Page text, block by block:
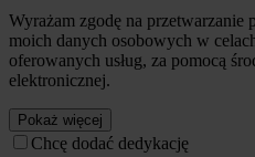
Wyrażam zgodę na przetwarzanie
moich danych osobowych w
oferowanych usług, za pomocą
elektronicznej.
Pokaż więcej
Chcę dodać dedykację